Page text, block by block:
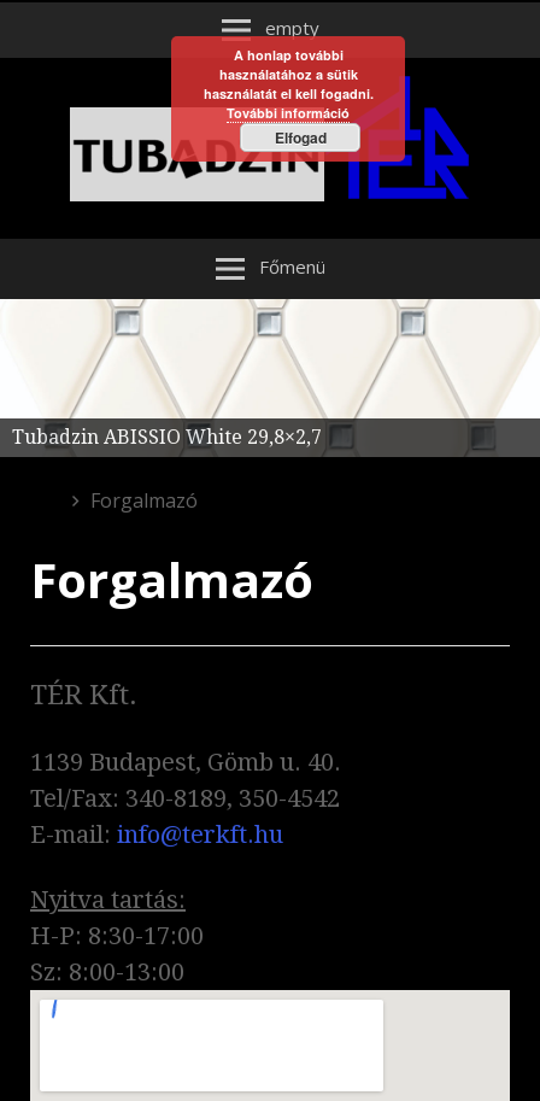
empty
Főmenü
Tubadzin ABISSIO White 29,8×2,7
Forgalmazó
Forgalmazó
TÉR Kft.
1139 Budapest, Gömb u. 40.
Tel/Fax: 340-8189, 350-4542
E-mail: info@terkft.hu
Nyitva tartás:
H-P: 8:30-17:00
Sz: 8:00-13:00
A honlap további
használatához a sütik
használatát el kell fogadni.
További információ
Elfogad